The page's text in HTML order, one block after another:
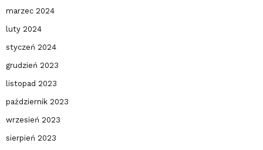
marzec 2024
luty 2024
styczeń 2024
grudzień 2023
listopad 2023
październik 2023
wrzesień 2023
sierpień 2023